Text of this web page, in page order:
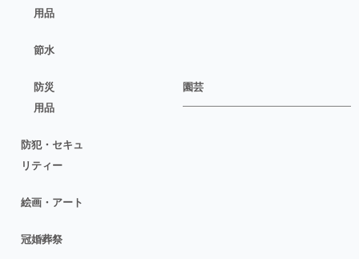
用品
節水
防災
用品
防犯・セキュ
リティー
絵画・アート
冠婚葬祭
園芸